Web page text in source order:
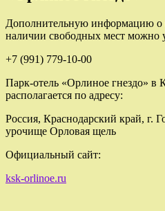
Дополнительную информацию о
наличии свободных мест можно
+7 (991) 779-10-00
Парк-отель «Орлиное гнездо» в
располагается по адресу:
Россия, Краснодарский край, г.
урочище Орловая щель
Официальный сайт:
ksk-orlinoe.ru